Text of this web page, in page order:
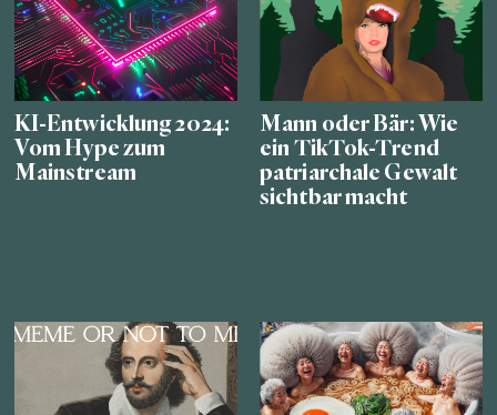
KI-Entwicklung 2024:
Vom Hype zum
Mainstream
Mann oder Bär: Wie
ein TikTok-Trend
patriarchale Gewalt
sichtbar macht